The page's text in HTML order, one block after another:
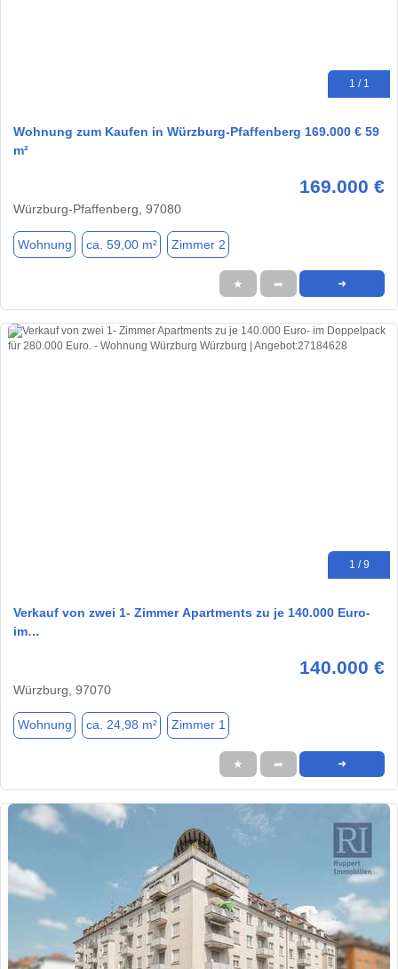
1 / 1
Wohnung zum Kaufen in Würzburg-Pfaffenberg 169.000 € 59
m²
169.000 €
Würzburg-Pfaffenberg, 97080
Wohnung ca. 59,00 m² Zimmer 2
★ ➦ ➜
1 / 9
Verkauf von zwei 1- Zimmer Apartments zu je 140.000 Euro-
im…
140.000 €
Würzburg, 97070
Wohnung ca. 24,98 m² Zimmer 1
★ ➦ ➜